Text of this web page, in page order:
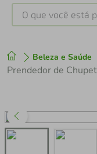
O que você está
Beleza e Saúde
1º tenis
perfume